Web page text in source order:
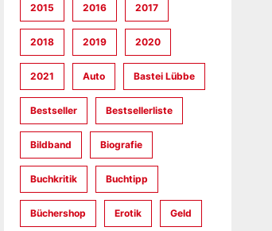
2015 2016 2017
2018 2019 2020
2021 Auto Bastei Lübbe
Bestseller Bestsellerliste
Bildband Biografie
Buchkritik Buchtipp
Büchershop Erotik Geld